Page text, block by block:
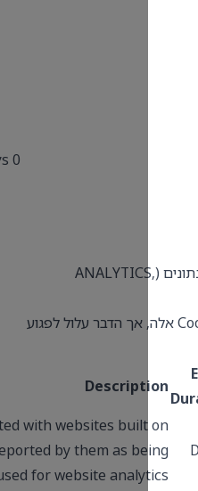
This cookie name
the HubSpot